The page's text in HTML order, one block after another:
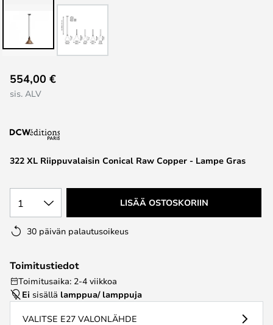
to
the
of
images
322 XL Riippuvalaisin Conical Raw Copper - Lampe Gras
554,00 €
sis. ALV
1 LISÄÄ OSTOSKORIIN
30 päivän palautusoikeus
Toimitustiedot
Toimitusaika: 2-4 viikkoa
Ei sisällä lamppua/ lamppuja
VALITSE E27 VALONLÄHDE